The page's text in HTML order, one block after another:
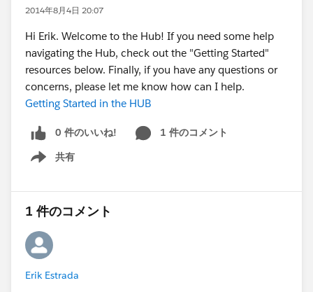
2014年8月4日 20:07
Hi Erik. Welcome to the Hub! If you need some help
navigating the Hub, check out the "Getting Started"
resources below. Finally, if you have any questions or
concerns, please let me know how can I help.
Getting Started in the HUB
0 件のいいね!
1 件のコメント
共有
Show menu
1 件のコメント
Erik Estrada